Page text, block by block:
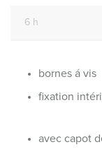
bornes á vis
fixation
avec capot